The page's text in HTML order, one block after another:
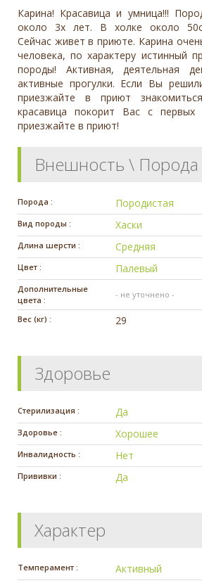
Карина! Красавица и умница!!!
около 3х лет. В холке около
Сейчас живет в приюте. Карина
человека, по характеру истинный
породы! Активная, деятельная
активные прогулки. Если Вы
приезжайте в приют
красавица покорит Вас с первых
приезжайте в приют!
Внешность \ Порода
Порода : Породистая
Вид породы : Хаски
Длина шерсти : Средняя
Цвет : Палевый
Дополнительные
цвета :
- не уточнено -
Вес (кг) : 29
Здоровье
Стерилизация : Да
Здоровье : Хорошее
Инвалидность : Нет
Прививки : Да
Характер
Темперамент : Активный